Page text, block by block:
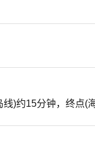
)约15分钟，终点(